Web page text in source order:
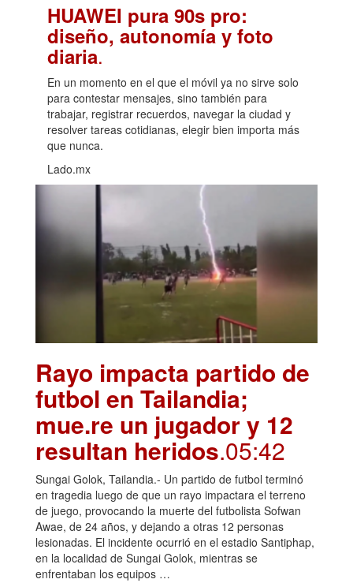
HUAWEI pura 90s pro:
diseño, autonomía y foto
diaria.
En un momento en el que el móvil ya no sirve solo
para contestar mensajes, sino también para
trabajar, registrar recuerdos, navegar la ciudad y
resolver tareas cotidianas, elegir bien importa más
que nunca.
Lado.mx
Rayo impacta partido de
futbol en Tailandia;
mue.re un jugador y 12
resultan heridos.05:42
Sungai Golok, Tailandia.- Un partido de futbol terminó
en tragedia luego de que un rayo impactara el terreno
de juego, provocando la muerte del futbolista Sofwan
Awae, de 24 años, y dejando a otras 12 personas
lesionadas. El incidente ocurrió en el estadio Santiphap,
en la localidad de Sungai Golok, mientras se
enfrentaban los equipos …